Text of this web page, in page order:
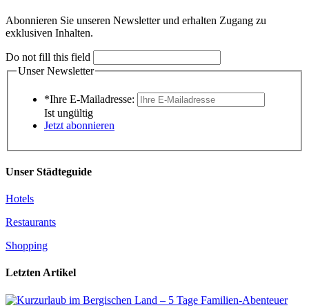
Abonnieren Sie unseren Newsletter und erhalten Zugang zu
exklusiven Inhalten.
Do not fill this field
Unser Newsletter
*Ihre E-Mailadresse:
Ist ungültig
Jetzt abonnieren
Unser Städteguide
Hotels
Restaurants
Shopping
Letzten Artikel